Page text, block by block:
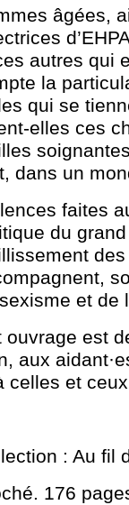
âgées,
autres qui
la
qui se
elles ces
dans un
faites
du
et de
ouvrage est
aux
celles et
: Au fil
176